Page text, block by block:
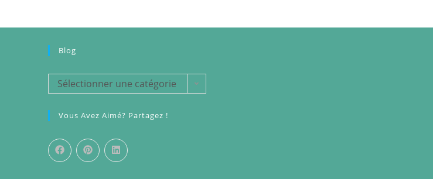
Blog
BlogSélectionner une catégorie
Vous Avez Aimé? Partagez !